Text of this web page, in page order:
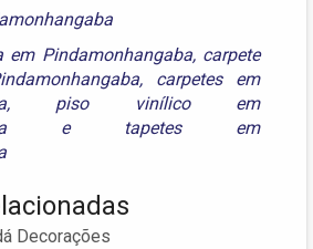
em Pindamonhangaba, carpete
, carpetes em
, piso vinílico em
e tapetes em
Decorações